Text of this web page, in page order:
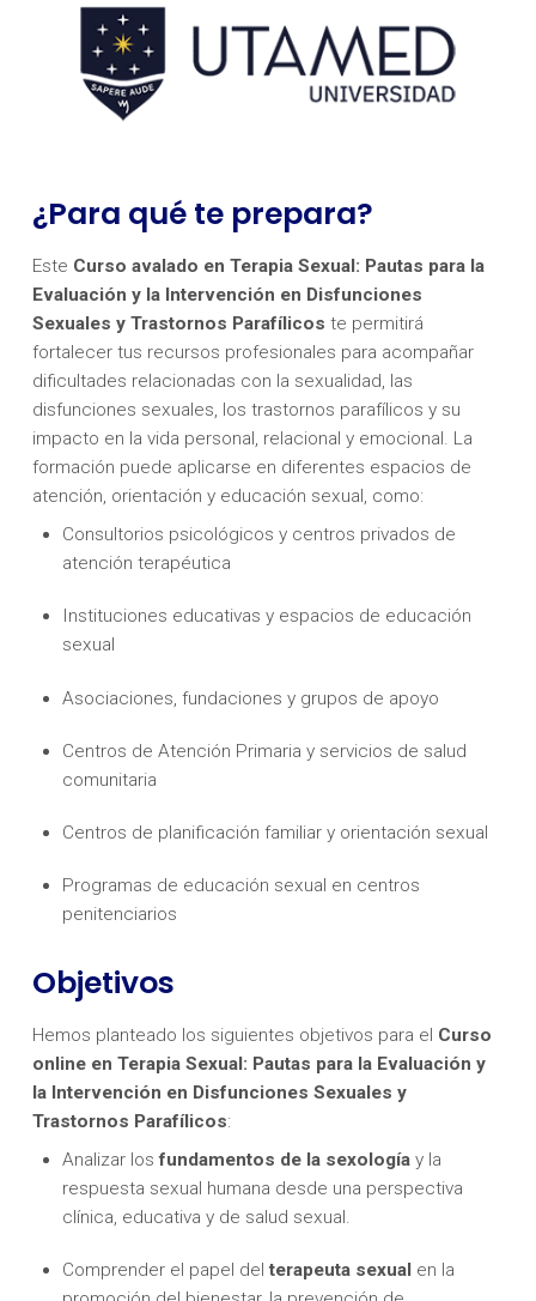
¿Para qué te prepara?
Este Curso avalado en Terapia Sexual: Pautas para la
Evaluación y la Intervención en Disfunciones
Sexuales y Trastornos Parafílicos te permitirá
fortalecer tus recursos profesionales para acompañar
dificultades relacionadas con la sexualidad, las
disfunciones sexuales, los trastornos parafílicos y su
impacto en la vida personal, relacional y emocional. La
formación puede aplicarse en diferentes espacios de
atención, orientación y educación sexual, como:
Consultorios psicológicos y centros privados de
atención terapéutica
Instituciones educativas y espacios de educación
sexual
Asociaciones, fundaciones y grupos de apoyo
Centros de Atención Primaria y servicios de salud
comunitaria
Centros de planificación familiar y orientación sexual
Programas de educación sexual en centros
penitenciarios
Objetivos
Hemos planteado los siguientes objetivos para el Curso
online en Terapia Sexual: Pautas para la Evaluación y
la Intervención en Disfunciones Sexuales y
Trastornos Parafílicos:
Analizar losfundamentos de la sexología y la
respuesta sexual humana desde una perspectiva
clínica, educativa y de salud sexual.
Comprender el papel delterapeuta sexual en la